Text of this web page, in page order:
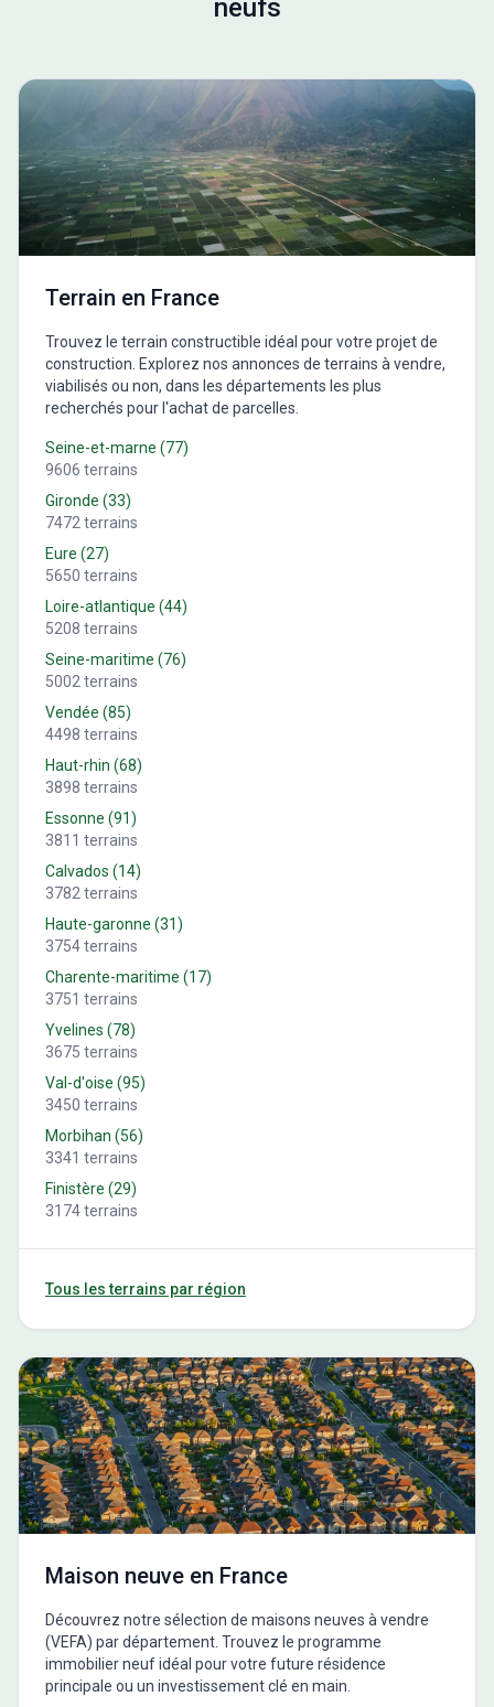
neufs
Terrain en France
Trouvez le terrain constructible idéal pour votre projet de
construction. Explorez nos annonces de terrains à vendre,
viabilisés ou non, dans les départements les plus
recherchés pour l'achat de parcelles.
Seine-et-marne (77)
9606 terrains
Gironde (33)
7472 terrains
Eure (27)
5650 terrains
Loire-atlantique (44)
5208 terrains
Seine-maritime (76)
5002 terrains
Vendée (85)
4498 terrains
Haut-rhin (68)
3898 terrains
Essonne (91)
3811 terrains
Calvados (14)
3782 terrains
Haute-garonne (31)
3754terrains
Charente-maritime (17)
3751 terrains
Yvelines (78)
3675 terrains
Val-d'oise (95)
3450 terrains
Morbihan (56)
3341 terrains
Finistère (29)
3174terrains
Tous les terrains par région
Maison neuve en France
Découvrez notre sélection de maisons neuves à vendre
(VEFA) par département. Trouvez le programme
immobilier neuf idéal pour votre future résidence
principale ou un investissement clé en main.